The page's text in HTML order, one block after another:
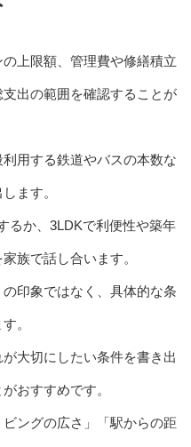
上限額、管理費や修繕積立
出の範囲を確認することが
用する鉄道やバスの本数な
ます。
るか、3LDKで利便性や築年
族で話し合います。
印象ではなく、具体的な条
。
大切にしたい条件を書き出
おすすめです。
ングの広さ」「駅からの距